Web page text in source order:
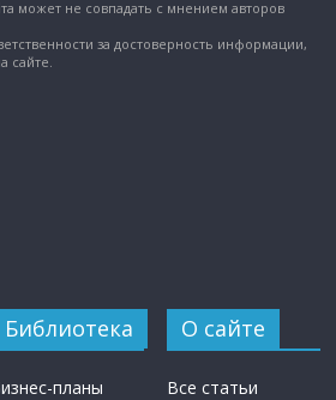
может не совпадать с мнением авторов
за достоверность информации,
сайте.
Библиотека
планы
О сайте
Все статьи